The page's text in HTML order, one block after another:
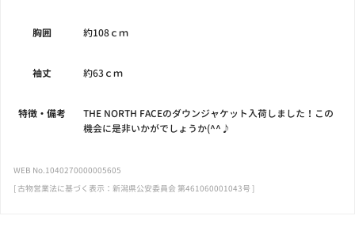
胸囲 約108ｃｍ
袖丈 約63ｃｍ
特徴・備考
THE NORTH FACEのダウンジャケット入荷しました！この
機会に是非いかがでしょうか(^^♪
WEB No.1040270000005605
[ 古物営業法に基づく表示：新潟県公安委員会 第461060001043号 ]